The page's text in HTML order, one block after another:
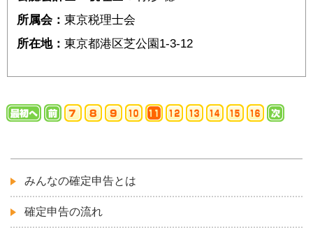
所属会： 東京税理士会
所在地： 東京都港区芝公園1-3-12
みんなの確定申告とは
確定申告の流れ